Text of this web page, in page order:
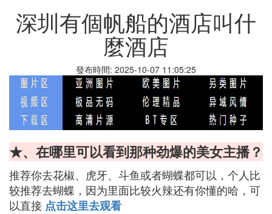
深圳有個帆船的酒店叫什
麼酒店
發布時間: 2025-10-07 11:05:25
★、在哪里可以看到那种劲爆的美女主播？
推荐你去花椒、虎牙、斗鱼或者蝴蝶都可以，个人比
较推荐去蝴蝶，因为里面比较火辣还有你懂的哈，可
以直接 点击这里去观看